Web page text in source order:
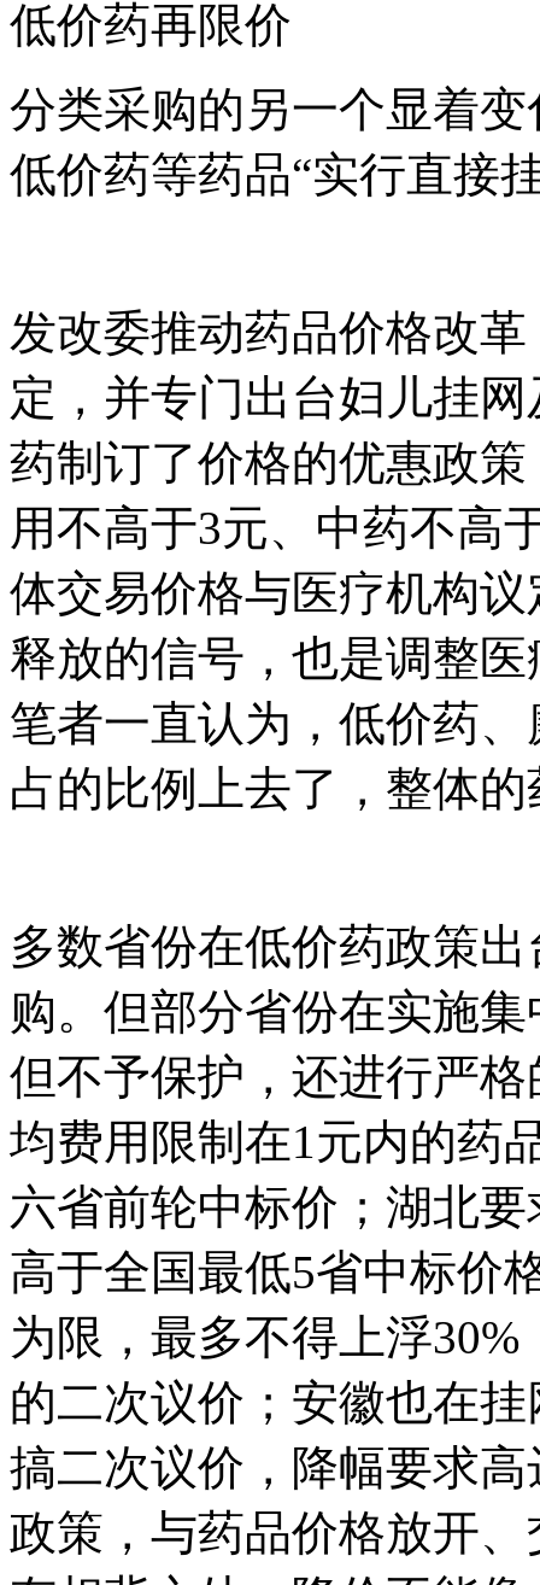
低价药再限价
分类采购的另一个显着
低价药等药品“实行直接
发改委推动药品价格改
定，并专门出台妇儿挂
药制订了价格的优惠政
用不高于3元、中药不高
体交易价格与医疗机构
释放的信号，也是调整
笔者一直认为，低价药
占的比例上去了，整体
多数省份在低价药政策
购。但部分省份在实施
但不予保护，还进行严
均费用限制在1元内的药
六省前轮中标价；湖北
高于全国最低5省中标价
为限，最多不得上浮
的二次议价；安徽也在
搞二次议价，降幅要求
政策，与药品价格放开